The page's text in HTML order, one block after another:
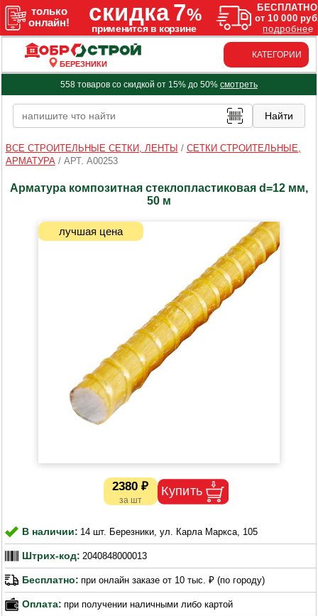
БЕРЕЗНИКИ
КАТЕГОРИИ
558 товаров со скидкой от 15% до 50% смотреть
ВСЕ СТРОИТЕЛЬНЫЕ СЕТКИ, ЛЕНТЫ / СЕТКИ СТРОИТЕЛЬНЫЕ,
АРМАТУРА/ АРТ. A00253
Арматура композитная стеклопластиковая d=12 мм,
50 м
2380 ₽
В наличии: 14 шт. Березники, ул. Карла Маркса, 105
Штрих-код: 2040848000013
Бесплатно: при онлайн заказе от 10 тыс. ₽ (по городу)
Оплата: при получении наличными либо картой